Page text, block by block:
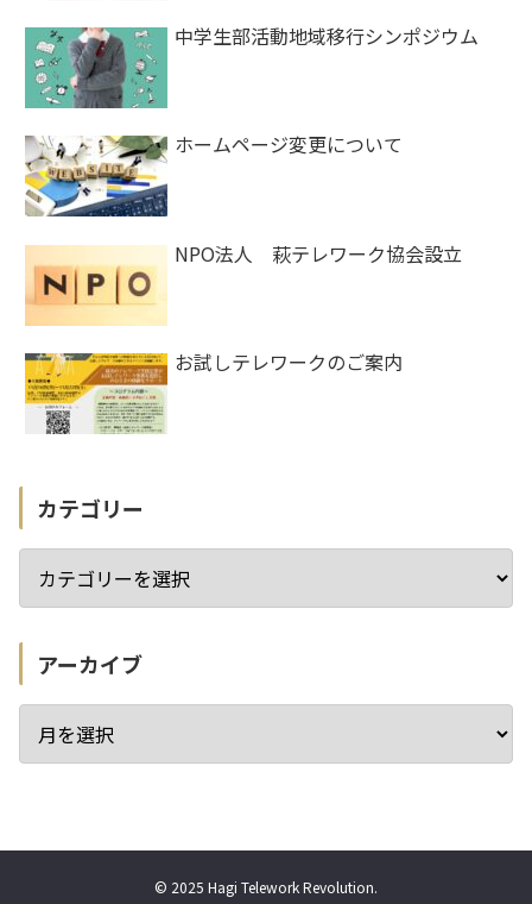
中学生部活動地域移行シンポジウム
ホームページ変更について
NPO法人 萩テレワーク協会設立
お試しテレワークのご案内
カテゴリー
アーカイブ
© 2025 Hagi Telework Revolution.